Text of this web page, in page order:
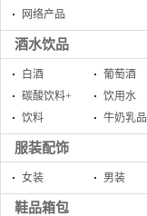
网络产品
酒水饮品
白酒
葡萄酒
碳酸饮料+
饮用水
饮料
牛奶乳品
服装配饰
女装 男装
鞋品箱包